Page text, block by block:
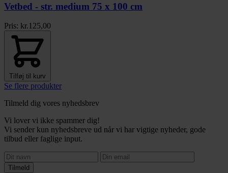
Vetbed - str. medium 75 x 100 cm
Pris: kr.125,00
Tilføj til kurv
Se flere produkter
Tilmeld dig vores nyhedsbrev
Vi lover vi ikke spammer dig!
Vi sender kun nyhedsbreve ud når vi har vigtige nyheder, gode
tilbud eller faglige input.
Tilmeld